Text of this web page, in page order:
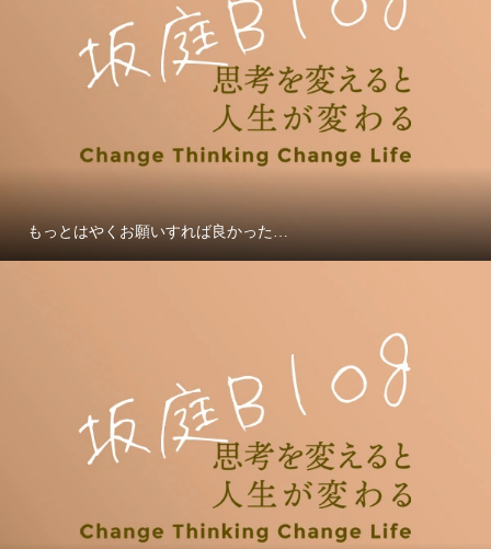
もっとはやくお願いすれば良かった…